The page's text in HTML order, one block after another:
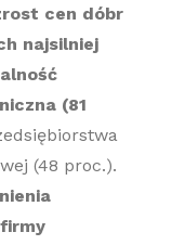
cen dóbr
najsilniej
(81
(48 proc.).